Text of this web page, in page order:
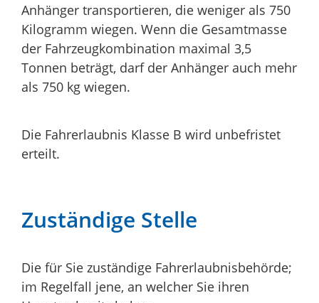
Anhänger transportieren, die weniger als 750
Kilogramm wiegen. Wenn die Gesamtmasse
der Fahrzeugkombination maximal 3,5
Tonnen beträgt, darf der Anhänger auch mehr
als 750 kg wiegen.
Die Fahrerlaubnis Klasse B wird unbefristet
erteilt.
Zuständige Stelle
Die für Sie zuständige Fahrerlaubnisbehörde;
im Regelfall jene, an welcher Sie ihren